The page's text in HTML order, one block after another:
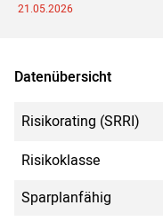
21.05.2026
Datenübersicht
Risikorating (SRRI)
Risikoklasse
Sparplanfähig